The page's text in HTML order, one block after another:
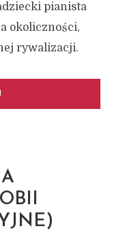
pianista
okoliczności,
rywalizacji.